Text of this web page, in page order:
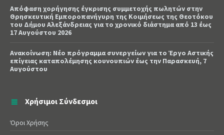
Απόφαση χορήγησης έγκρισης συμμετοχής πωλητών στην
Θρησκευτική Εμποροπανήγυρη της Κοιμήσεως της Θεοτόκου
του Δήμου Αλεξάνδρειας για το χρονικό διάστημα από 13 έως
17 Αυγούστου 2026
Ανακοίνωση: Νέο πρόγραμμα συνεργείων για το Έργο Αστικής
επίγειας καταπολέμησης κουνουπιών έως την Παρασκευή, 7
Αυγούστου
Χρήσιμοι Σύνδεσμοι
Όροι Χρήσης